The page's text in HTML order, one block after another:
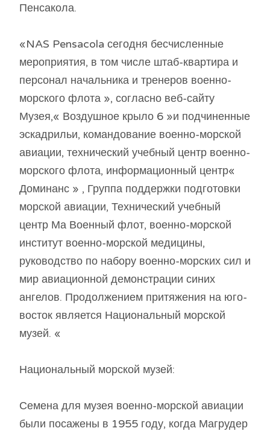
Пенсакола.
«NAS Pensacola сегодня бесчисленные
мероприятия, в том числе штаб-квартира и
персонал начальника и тренеров военно-
морского флота », согласно веб-сайту
Музея,« Воздушное крыло 6 »и подчиненные
эскадрильи, командование военно-морской
авиации, технический учебный центр военно-
морского флота, информационный центр«
Доминанс » , Группа поддержки подготовки
морской авиации, Технический учебный
центр Ма Военный флот, военно-морской
институт военно-морской медицины,
руководство по набору военно-морских сил и
мир авиационной демонстрации синих
ангелов. Продолжением притяжения на юго-
восток является Национальный морской
музей. «
Национальный морской музей:
Семена для музея военно-морской авиации
были посажены в 1955 году, когда Магрудер